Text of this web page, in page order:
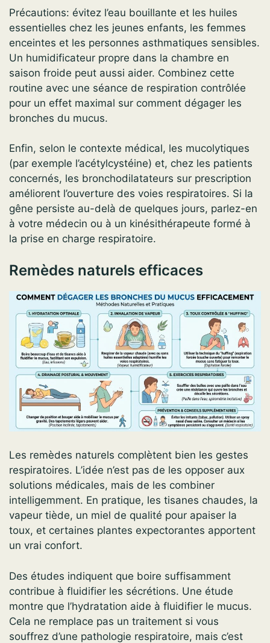
Précautions: évitez l’eau bouillante et les huiles
essentielles chez les jeunes enfants, les femmes
enceintes et les personnes asthmatiques sensibles.
Un humidificateur propre dans la chambre en
saison froide peut aussi aider. Combinez cette
routine avec une séance de respiration contrôlée
pour un effet maximal sur comment dégager les
bronches du mucus.
Enfin, selon le contexte médical, les mucolytiques
(par exemple l’acétylcystéine) et, chez les patients
concernés, les bronchodilatateurs sur prescription
améliorent l’ouverture des voies respiratoires. Si la
gêne persiste au-delà de quelques jours, parlez-en
à votre médecin ou à un kinésithérapeute formé à
la prise en charge respiratoire.
Remèdes naturels efficaces
Les remèdes naturels complètent bien les gestes
respiratoires. L’idée n’est pas de les opposer aux
solutions médicales, mais de les combiner
intelligemment. En pratique, les tisanes chaudes, la
vapeur tiède, un miel de qualité pour apaiser la
toux, et certaines plantes expectorantes apportent
un vrai confort.
Des études indiquent que boire suffisamment
contribue à fluidifier les sécrétions. Une étude
montre que l’hydratation aide à fluidifier le mucus.
Cela ne remplace pas un traitement si vous
souffrez d’une pathologie respiratoire, mais c’est